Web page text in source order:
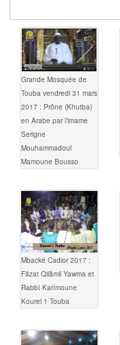
Grande Mosquée de
Touba vendredi 31 mars
2017 : Prône (Khutba)
en Arabe par l’imame
Serigne
Mouhammadoul
Mamoune Bousso
Mbacké Cadior 2017 :
Fâzat Qilâmil Yawma et
Rabbî Karîmoune
Kourel 1 Touba